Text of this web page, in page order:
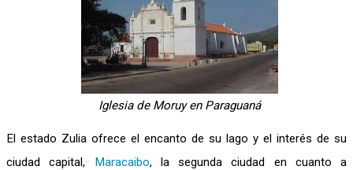
Iglesia de Moruy en Paraguaná
El estado Zulia ofrece el encanto de su lago y el interés de su
ciudad capital, Maracaibo, la segunda ciudad en cuanto a